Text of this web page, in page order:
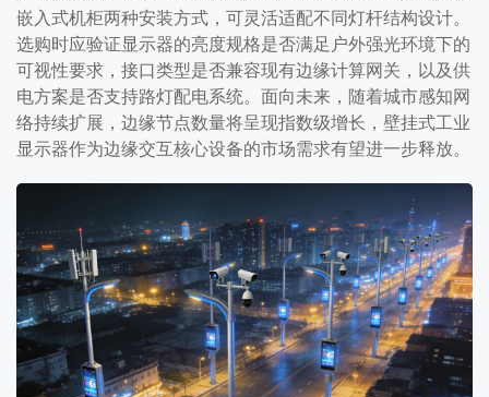
嵌入式机柜两种安装方式，可灵活适配不同灯杆结构设计。
选购时应验证显示器的亮度规格是否满足户外强光环境下的
可视性要求，接口类型是否兼容现有边缘计算网关，以及供
电方案是否支持路灯配电系统。面向未来，随着城市感知网
络持续扩展，边缘节点数量将呈现指数级增长，壁挂式工业
显示器作为边缘交互核心设备的市场需求有望进一步释放。